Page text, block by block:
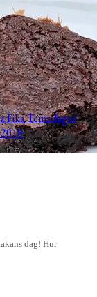
dag! Hur
FikaTemadagar